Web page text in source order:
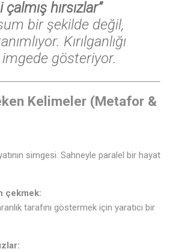
çalmış hırsızlar”
bir şekilde değil,
Kırılganlığı
gösteriyor.
Kelimeler (Metafor &
simgesi. Sahneyle paralel bir hayat
çekmek:
tarafını göstermek için yaratıcı bir